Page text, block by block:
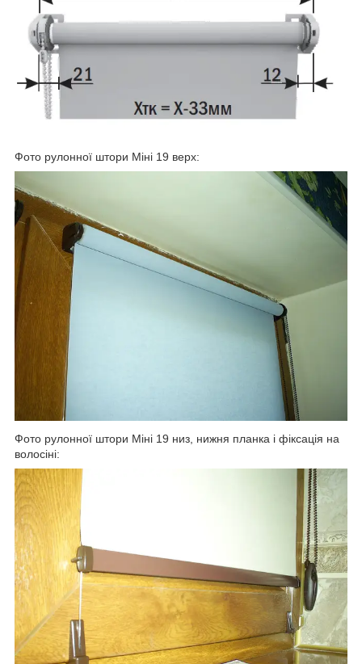
Фото рулонної штори Міні 19 верх:
Фото рулонної штори Міні 19 низ, нижня планка і фіксація на
волосіні: